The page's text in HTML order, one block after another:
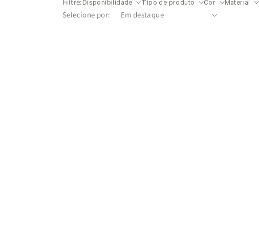
Disponibilidade Tipo de produto Cor Material
Selecione por: